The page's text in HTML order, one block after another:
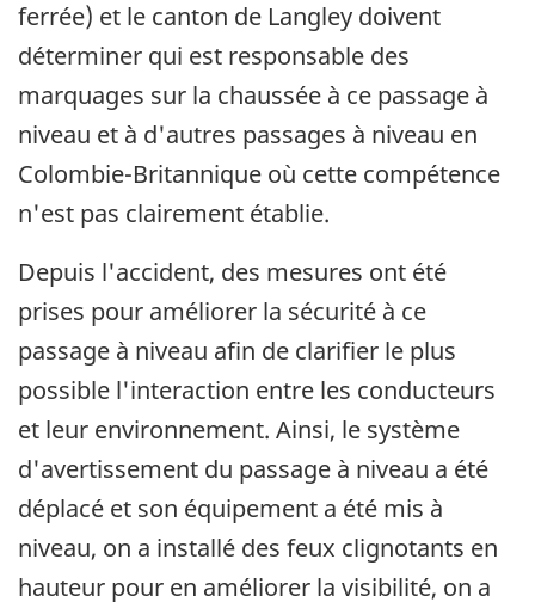
ferrée) et le canton de Langley doivent
déterminer qui est responsable des
marquages sur la chaussée à ce passage à
niveau et à d'autres passages à niveau en
Colombie-Britannique où cette compétence
n'est pas clairement établie.
Depuis l'accident, des mesures ont été
prises pour améliorer la sécurité à ce
passage à niveau afin de clarifier le plus
possible l'interaction entre les conducteurs
et leur environnement. Ainsi, le système
d'avertissement du passage à niveau a été
déplacé et son équipement a été mis à
niveau, on a installé des feux clignotants en
hauteur pour en améliorer la visibilité, on a